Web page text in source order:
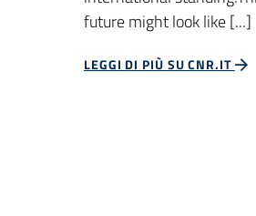
future might look like [...]
LEGGI DI PIÙ SU CNR.IT